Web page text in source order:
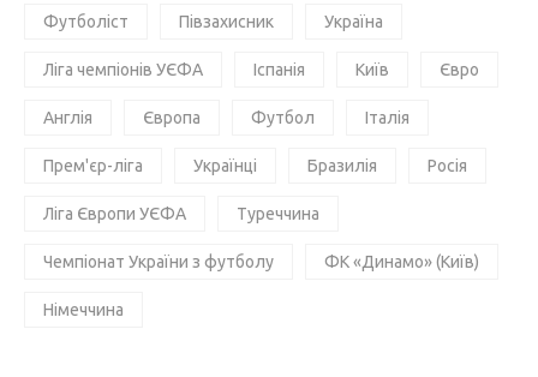
Футболіст Півзахисник Україна
Ліга чемпіонів УЄФА Іспанія Київ Євро
Англія Європа Футбол Італія
Прем'єр-ліга Українці Бразилія Росія
Ліга Європи УЄФА Туреччина
Чемпіонат України з футболу ФК «Динамо» (Київ)
Німеччина